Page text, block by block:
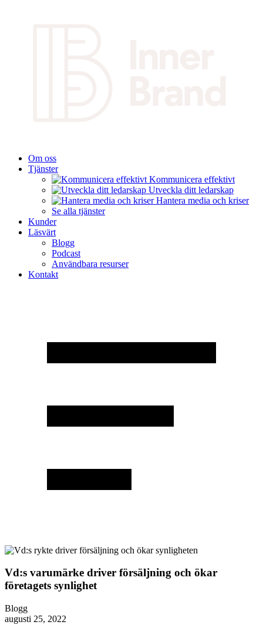
Om oss
Tjänster
Kommunicera effektivt
Utveckla ditt ledarskap
Hantera media och kriser
Se alla tjänster
Kunder
Läsvärt
Blogg
Podcast
Användbara resurser
Kontakt
Vd:s varumärke driver försäljning och ökar
företagets synlighet
Blogg
augusti 25, 2022